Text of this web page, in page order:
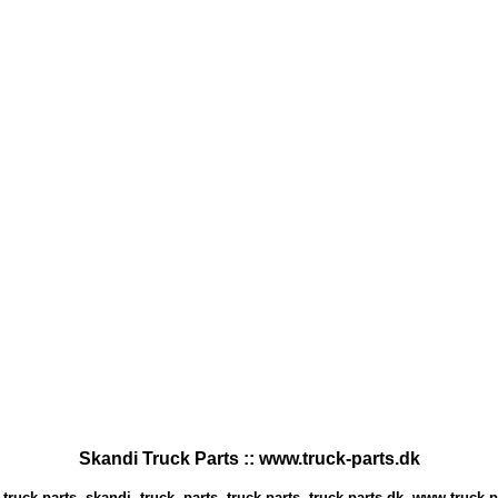
Skandi Truck Parts :: www.truck-parts.dk